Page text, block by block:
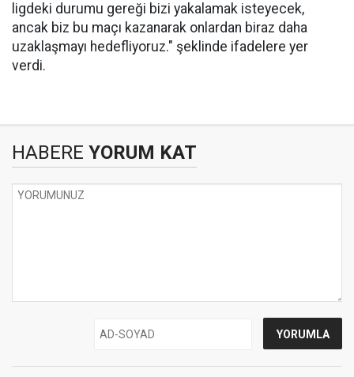
ligdeki durumu gereği bizi yakalamak isteyecek,
ancak biz bu maçı kazanarak onlardan biraz daha
uzaklaşmayı hedefliyoruz." şeklinde ifadelere yer
verdi.
HABERE YORUM KAT